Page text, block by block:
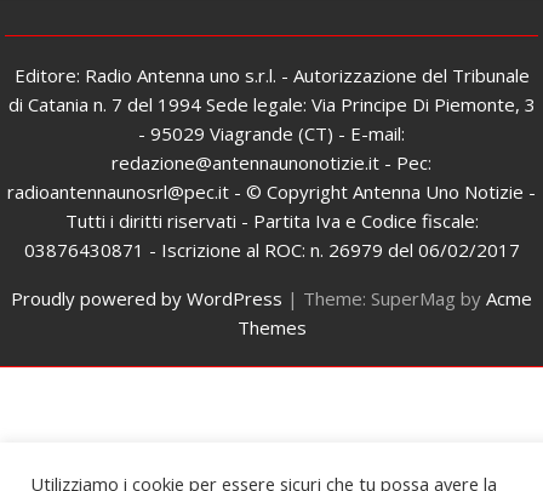
Editore: Radio Antenna uno s.r.l. - Autorizzazione del Tribunale
di Catania n. 7 del 1994 Sede legale: Via Principe Di Piemonte, 3
- 95029 Viagrande (CT) - E-mail:
redazione@antennaunonotizie.it - Pec:
radioantennaunosrl@pec.it - © Copyright Antenna Uno Notizie -
Tutti i diritti riservati - Partita Iva e Codice fiscale:
03876430871 - Iscrizione al ROC: n. 26979 del 06/02/2017
Proudly powered by WordPress | Theme: SuperMag by Acme
Themes
Utilizziamo i cookie per essere sicuri che tu possa avere la